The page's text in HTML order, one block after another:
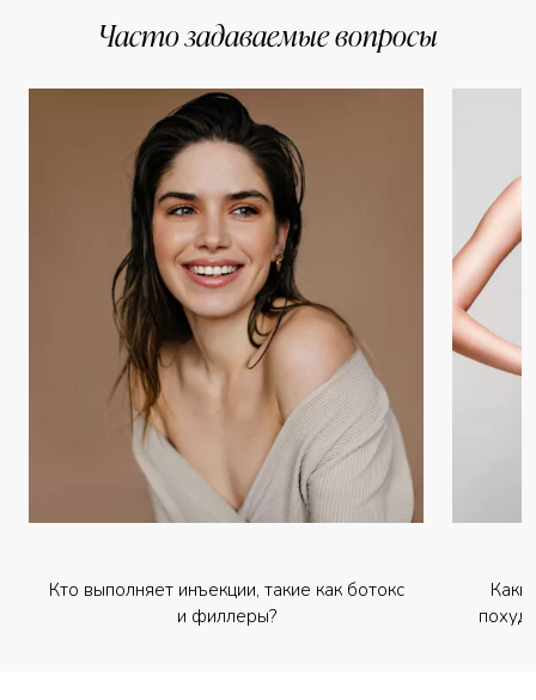
Часто задаваемые вопросы
Кто выполняет инъекции, такие как ботокс
и филлеры?